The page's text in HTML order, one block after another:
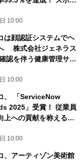
推進に向けて 熊本城
実験を実施
10:00
は顔認証システムでヘ
株式会社ジェネラス
認を伴う健康管理サー
10:00
、 「ServiceNow
2025」受賞！ 従業員
上への貢献を称える
Partner of
連続受賞
10:00
、アーティゾン美術館